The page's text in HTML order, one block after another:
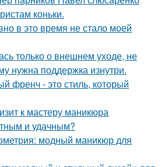
коньки.
в это время не стало моей
только о внешнем уходе, не
нужна поддержка изнутри.
френч - это стиль, который
к мастеру маникюра
и удачным?
модный маникюр для